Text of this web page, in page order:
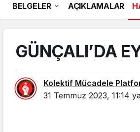
BELGELER AÇIKLAMALAR
GÜNÇALI’DA
Kolektif Mücadele
31 Temmuz 2023, 11:14